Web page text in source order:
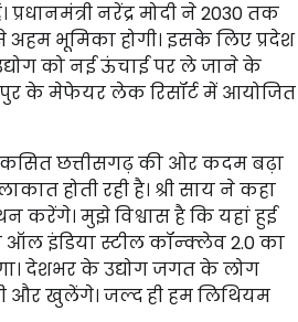
नरेंद्र मोदी ने 2030 तक
भूमिका होगी। इसके लिए प्रदेश
को नई ऊंचाई पर ले जाने के
के मेफेयर लेक रिसॉर्ट में आयोजित
छत्तीसगढ़ की ओर कदम बढ़ा
होती रही है। श्री साय ने कहा
करेंगे। मुझे विश्वास है कि यहां हुई
ऑल इंडिया स्टील कॉन्क्लेव 2.0 का
देशभर के उद्योग जगत के लोग
और खुलेंगे। जल्द ही हम लिथियम